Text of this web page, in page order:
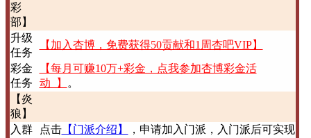
彩
部】
升级
任务
【加入杏博，免费获得50贡献和1周杏吧VIP】
彩金
任务
【每月可赚10万+彩金，点我参加杏博彩金活
动 】
。
【炎
狼】
入群
点击【门派介绍】
，申请加入门派，入门派后可实现